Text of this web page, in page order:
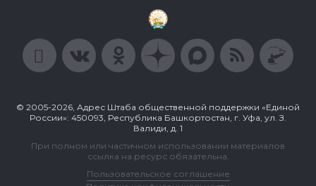
© 2005-2026, Адрес Штаба общественной поддержки «Единой
России»: 450093, Республика Башкортостан, г. Уфа, ул. З.
Валиди, д. 1
При полном или частичном использовании материалов
ссылка на ресурс обязательна.
Пользовательское соглашение